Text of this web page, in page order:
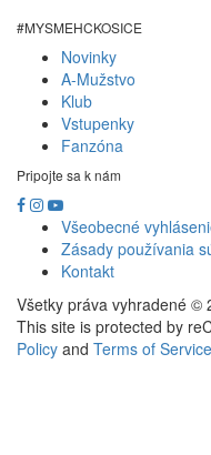
#MYSMEHCKOSICE
Footer
menu
Novinky
A-Mužstvo
Klub
Vstupenky
Fanzóna
Pripojte sa k nám
Všeobecné
Zásady používania
Kontakt
Všetky práva vyhradené ©
This site is protected by
Policy and Terms of Service